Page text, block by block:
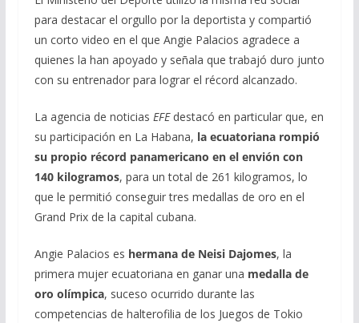
para destacar el orgullo por la deportista y compartió
un corto video en el que Angie Palacios agradece a
quienes la han apoyado y señala que trabajó duro junto
con su entrenador para lograr el récord alcanzado.
La agencia de noticias EFEdestacó en particular que, en
su participación en La Habana, la ecuatoriana rompió
su propio récord panamericano en el envión con
140 kilogramos, para un total de 261 kilogramos, lo
que le permitió conseguir tres medallas de oro en el
Grand Prix de la capital cubana.
Angie Palacios es hermana de Neisi Dajomes, la
primera mujer ecuatoriana en ganar una medalla de
oro olímpica, suceso ocurrido durante las
competencias de halterofilia de los Juegos de Tokio